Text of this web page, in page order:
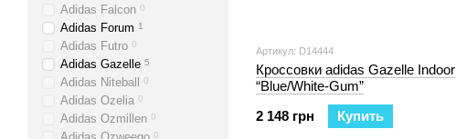
Артикул: D14444
Кроссовки adidas Gazelle Indoor
“Blue/White-Gum”
2 148 грн
Купить
Adidas Falcon 0
Adidas Forum 1
Adidas Futro 0
Adidas Gazelle 5
Adidas Niteball 0
Adidas Ozelia 0
Adidas Ozmillen 0
0